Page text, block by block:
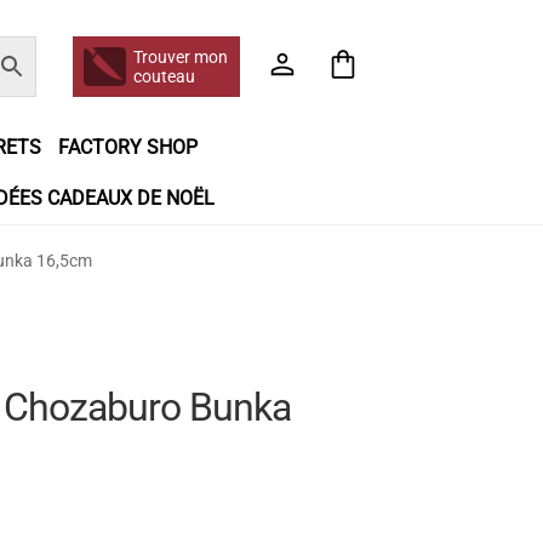
Trouver mon
couteau
FACTORY SHOP
CADEAUX DE NOËL
même
16,5cm
Bunka